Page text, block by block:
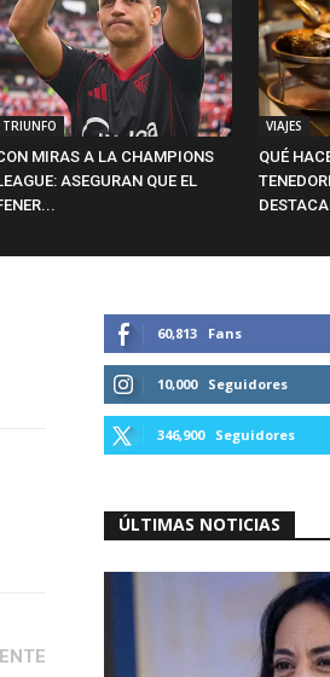
TRIUNFO
MIRAS A LA CHAMPIONS
ASEGURAN QUE EL
VIAJES
QUÉ
60,813 Fans
10,000 Seguidores
346,900 Seguidores
ÚLTIMAS NOTICIAS